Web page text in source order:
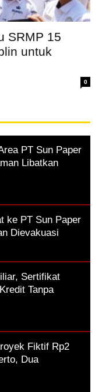
SRMP 15
untuk
0
PT Sun Paper
Libatkan
ke PT Sun Paper
Dievakuasi
Sertifikat
Tanpa
Fiktif Rp2
Dua